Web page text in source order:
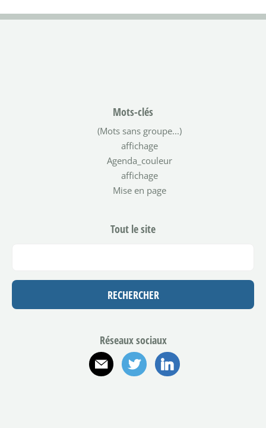
Mots-clés
(Mots sans groupe...)
affichage
Agenda_couleur
affichage
Mise en page
Tout le site
Réseaux sociaux